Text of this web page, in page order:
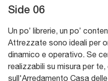
Side 06
Un po’ librerie, un po’
Attrezzate sono ideali per
dinamico e operativo. Se
realizzabili su misura per
sull'Arredamento Casa